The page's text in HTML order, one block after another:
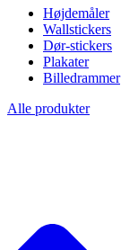
Højdemåler
Wallstickers
Dør-stickers
Plakater
Billedrammer
Alle produkter